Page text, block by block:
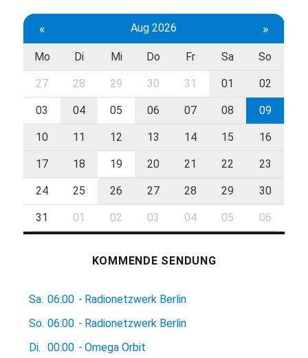
« Aug 2026 »
Mo Di Mi Do Fr Sa So
27 28 29 30 31 01 02
03 04 05 06 07 08 09
10 11 12 13 14 15 16
17 18 19 20 21 22 23
24 25 26 27 28 29 30
31 01 02 03 04 05 06
KOMMENDE SENDUNG
Sa. 06:00 - Radionetzwerk Berlin
So. 06:00 - Radionetzwerk Berlin
Di.
00:00 - Omega Orbit